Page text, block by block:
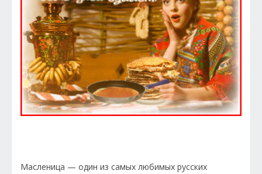
Масленица — один из самых любимых русских